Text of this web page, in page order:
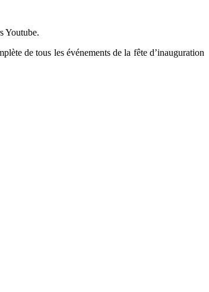
Youtube.
de tous les événements de la fête d’inauguration